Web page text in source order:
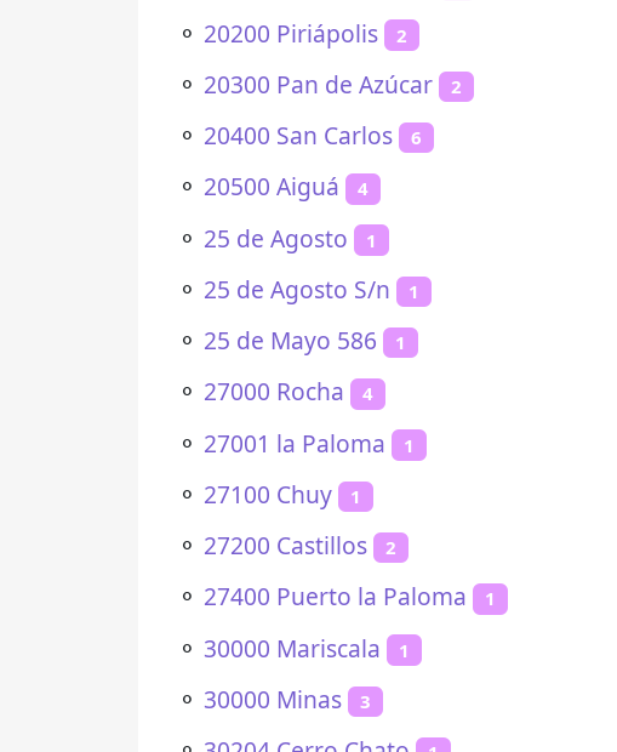
⚬ 20200 Piriápolis 2
⚬ 20300 Pan de Azúcar 2
⚬ 20400 San Carlos 6
⚬ 20500 Aiguá 4
⚬ 25 de Agosto 1
⚬ 25 de Agosto S/n 1
⚬ 25 de Mayo 586 1
⚬ 27000 Rocha 4
⚬ 27001 la Paloma 1
⚬ 27100 Chuy 1
⚬ 27200 Castillos 2
⚬ 27400 Puerto la Paloma 1
⚬ 30000 Mariscala 1
⚬ 30000 Minas 3